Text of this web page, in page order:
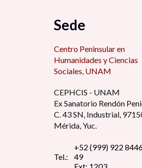
Sede
Centro Peninsular en
Humanidades y Ciencias
Sociales, UNAM
CEPHCIS - UNAM
Ex Sanatorio Rendón
C. 43 SN, Industrial,
Mérida, Yuc.
Tel.:
+52 (999) 922
49